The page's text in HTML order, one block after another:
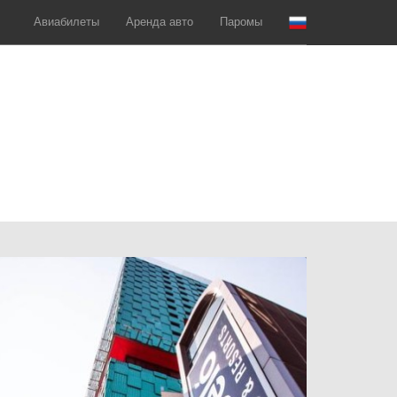
Авиабилеты Аренда авто Паромы